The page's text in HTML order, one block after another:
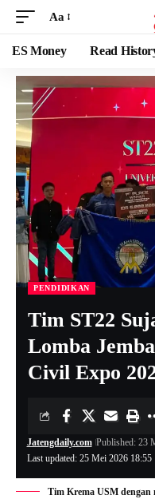
Aa
ES Money Read
PENDIDIKAN
Tim ST22
Lomba
Civil Expo
Last updated: 25 Mei 2026 18:55
Jatengdaily.com Published: 23
Tim Krema USM dengan